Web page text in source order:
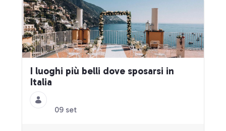
I luoghi più belli dove sposarsi in
Italia
09 set